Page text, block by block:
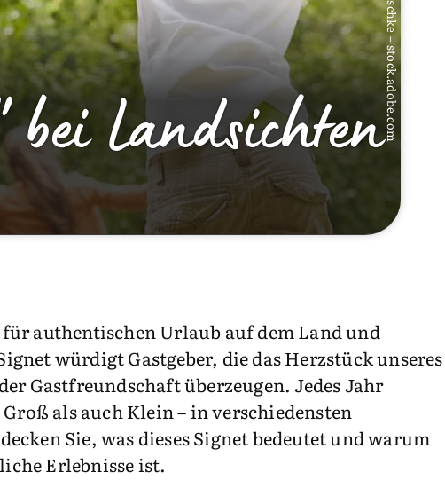
Landsichten
authentischen Urlaub auf dem Land und
würdigt Gastgeber, die das Herzstück unseres
Gastfreundschaft überzeugen. Jedes Jahr
als auch Klein – in verschiedensten
Sie, was dieses Signet bedeutet und warum
Erlebnisse ist.